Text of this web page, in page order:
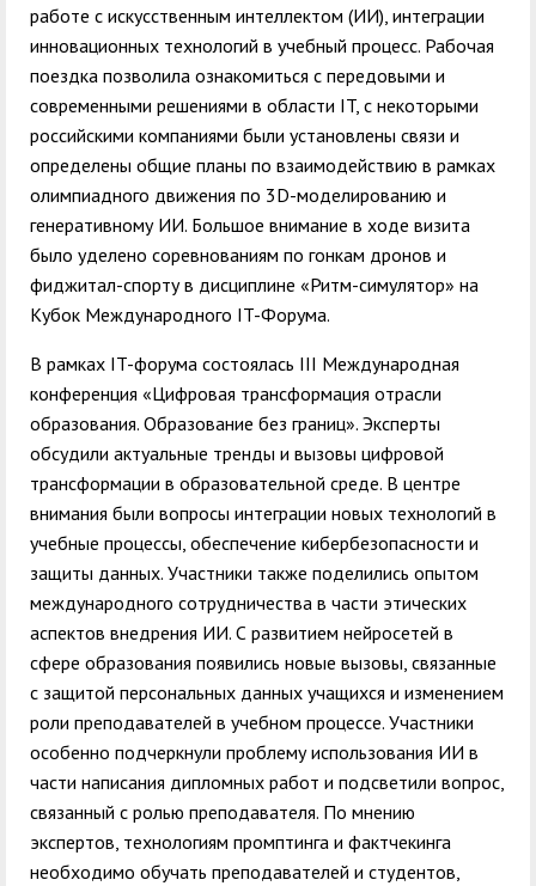
работе с искусственным интеллектом (ИИ), интеграции
инновационных технологий в учебный процесс. Рабочая
поездка позволила ознакомиться с передовыми и
современными решениями в области IT, с некоторыми
российскими компаниями были установлены связи и
определены общие планы по взаимодействию в рамках
олимпиадного движения по 3D-моделированию и
генеративному ИИ. Большое внимание в ходе визита
было уделено соревнованиям по гонкам дронов и
фиджитал-спорту в дисциплине «Ритм-симулятор» на
Кубок Международного IT-Форума.
В рамках IT-форума состоялась III Международная
конференция «Цифровая трансформация отрасли
образования. Образование без границ». Эксперты
обсудили актуальные тренды и вызовы цифровой
трансформации в образовательной среде. В центре
внимания были вопросы интеграции новых технологий в
учебные процессы, обеспечение кибербезопасности и
защиты данных. Участники также поделились опытом
международного сотрудничества в части этических
аспектов внедрения ИИ. С развитием нейросетей в
сфере образования появились новые вызовы, связанные
с защитой персональных данных учащихся и изменением
роли преподавателей в учебном процессе. Участники
особенно подчеркнули проблему использования ИИ в
части написания дипломных работ и подсветили вопрос,
связанный с ролью преподавателя. По мнению
экспертов, технологиям промптинга и фактчекинга
необходимо обучать преподавателей и студентов,